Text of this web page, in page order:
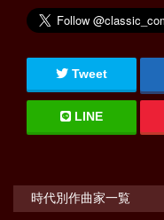
Tweet
LINE
時代別作曲家一覧